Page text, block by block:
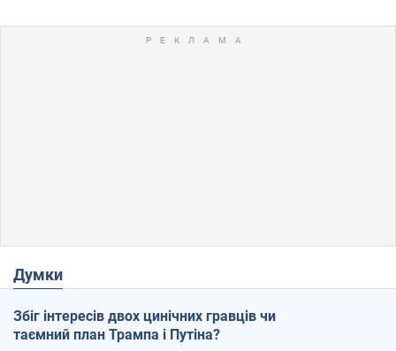
Думки
Збіг інтересів двох цинічних гравців чи
таємний план Трампа і Путіна?